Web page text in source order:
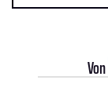
Von